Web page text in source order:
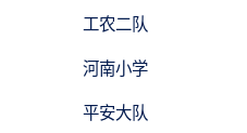
工农二队
河南小学
平安大队